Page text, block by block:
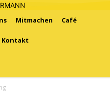
Mitmachen Café
Kontakt